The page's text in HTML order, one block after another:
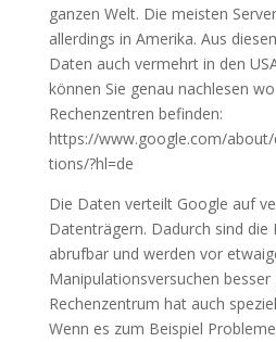
ganzen Welt. Die meisten
allerdings in Amerika. Aus
Daten auch vermehrt in den
können Sie genau nachlesen
Rechenzentren befinden:
https://www.google.com/
tions/?hl=de
Die Daten verteilt Google auf
Datenträgern. Dadurch sind die
abrufbar und werden vor
Manipulationsversuchen besser
Rechenzentrum hat auch
Wenn es zum Beispiel